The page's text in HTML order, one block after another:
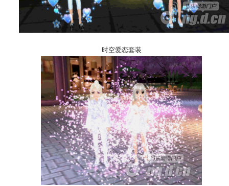
时空爱恋套装